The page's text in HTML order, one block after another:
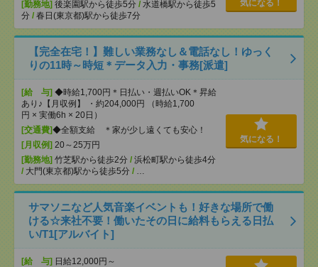
[勤務地] 後楽園駅から徒歩5分 / 水道橋駅から徒歩5
分 / 春日(東京都)駅から徒歩7分
気になる！
【完全在宅！】難しい業務なし＆電話なし！ゆっく
りの11時～時短＊データ入力・事務[派遣]
[給 与] ◆時給1,700円＊日払い・週払いOK＊昇給
あり♪【月収例】 ・約204,000円 （時給1,700
円 × 実働6h × 20日）
[交通費]◆全額支給 ＊家が少し遠くても安心！
[月収例] 20～25万円
[勤務地] 竹芝駅から徒歩2分 / 浜松町駅から徒歩4分
/ 大門(東京都)駅から徒歩5分 / …
気になる！
サマソニなど人気音楽イベントも！好きな場所で働
ける☆来社不要！働いたその日に給料もらえる日払
い/T1[アルバイト]
[給 与] 日給12,000円～